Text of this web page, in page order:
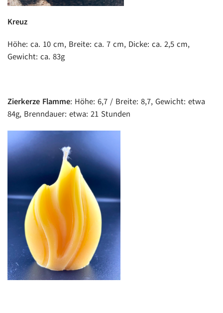
Kreuz
Höhe: ca. 10 cm, Breite: ca. 7 cm, Dicke: ca. 2,5 cm,
Gewicht: ca. 83g
Zierkerze Flamme: Höhe: 6,7 / Breite: 8,7, Gewicht: etwa
84g, Brenndauer: etwa: 21 Stunden